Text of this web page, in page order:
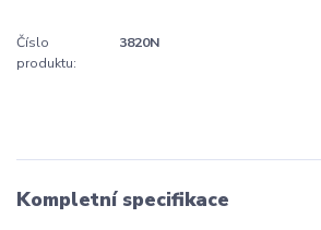
Číslo
produktu:
3820N
Kompletní specifikace